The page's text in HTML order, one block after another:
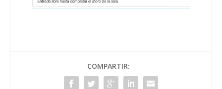
COMPARTIR: